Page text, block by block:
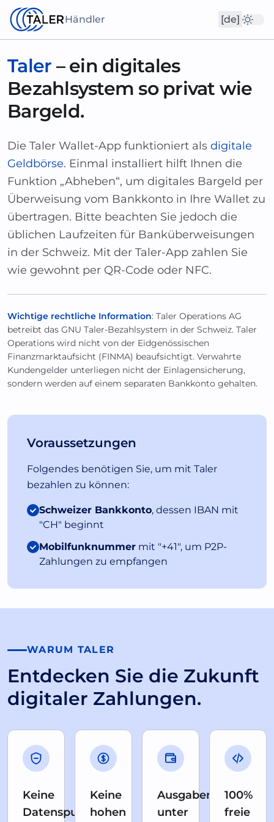
Händler [de]
Taler – ein digitales
Bezahlsystem so privat wie
Bargeld.
Die Taler Wallet-App funktioniert als digitale
Geldbörse. Einmal installiert hilft Ihnen die
Funktion „Abheben“, um digitales Bargeld per
Überweisung vom Bankkonto in Ihre Wallet zu
übertragen. Bitte beachten Sie jedoch die
üblichen Laufzeiten für Banküberweisungen
in der Schweiz. Mit der Taler-App zahlen Sie
wie gewohnt per QR-Code oder NFC.
Wichtige rechtliche Information: Taler Operations AG
betreibt das GNU Taler-Bezahlsystem in der Schweiz. Taler
Operations wird nicht von der Eidgenössischen
Finanzmarktaufsicht (FINMA) beaufsichtigt. Verwahrte
Kundengelder unterliegen nicht der Einlagensicherung,
sondern werden auf einem separaten Bankkonto gehalten.
Voraussetzungen
Folgendes benötigen Sie, um mit Taler
bezahlen zu können:
Schweizer Bankkonto, dessen IBAN mit
"CH" beginnt
Mobilfunknummer mit "+41", um P2P-
Zahlungen zu empfangen
WARUM TALER
Entdecken Sie die Zukunft
digitaler Zahlungen.
Keine
Datenspuren
Keine
hohen
Ausgaben
unter
100%
freie